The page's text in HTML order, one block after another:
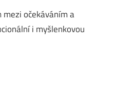
očekáváním a
i myšlenkovou